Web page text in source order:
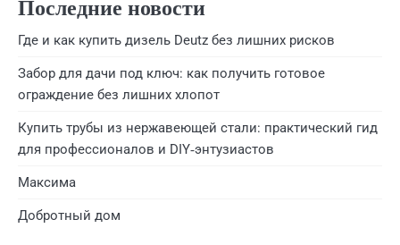
Последние новости
Где и как купить дизель Deutz без лишних рисков
Забор для дачи под ключ: как получить готовое
ограждение без лишних хлопот
Купить трубы из нержавеющей стали: практический гид
для профессионалов и DIY‑энтузиастов
Максима
Добротный дом